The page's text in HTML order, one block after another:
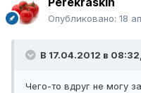
Опубликовано: 18
В 17.04.2012 в
Чего-то вдруг не могу